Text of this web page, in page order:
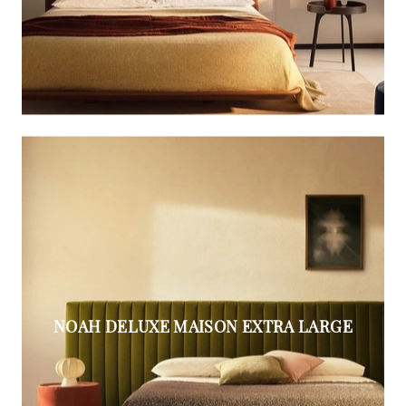
NOAH DELUXE MAISON EXTRA LARGE